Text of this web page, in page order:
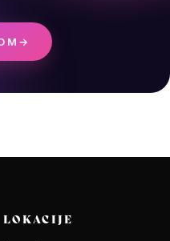
→
LOKACIJE